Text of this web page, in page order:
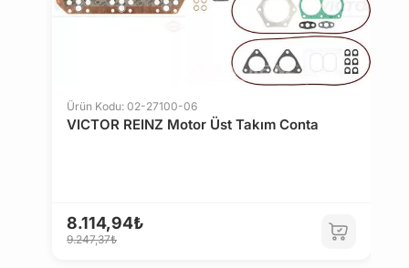
Ürün Kodu: 02-27100-06
VICTOR REINZ Motor Üst Takım Conta
8.114,94₺
9.247,37₺